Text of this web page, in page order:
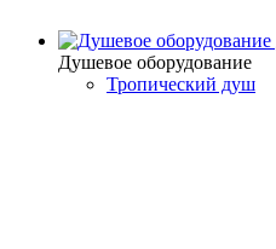
Душевое оборудование
Тропический душ